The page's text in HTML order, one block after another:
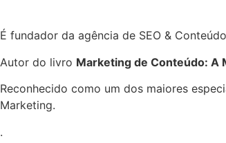
É fundador da agência de SEO & Conteúdo
Autor do livro Marketing de Conteúdo: A
Reconhecido como um dos maiores
Marketing.
.